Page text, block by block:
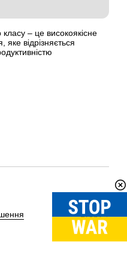
– це високоякісне
відрізняється
Вгору